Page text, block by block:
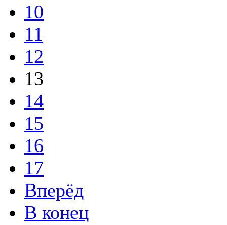
10
11
12
13
14
15
16
17
Вперёд
В конец